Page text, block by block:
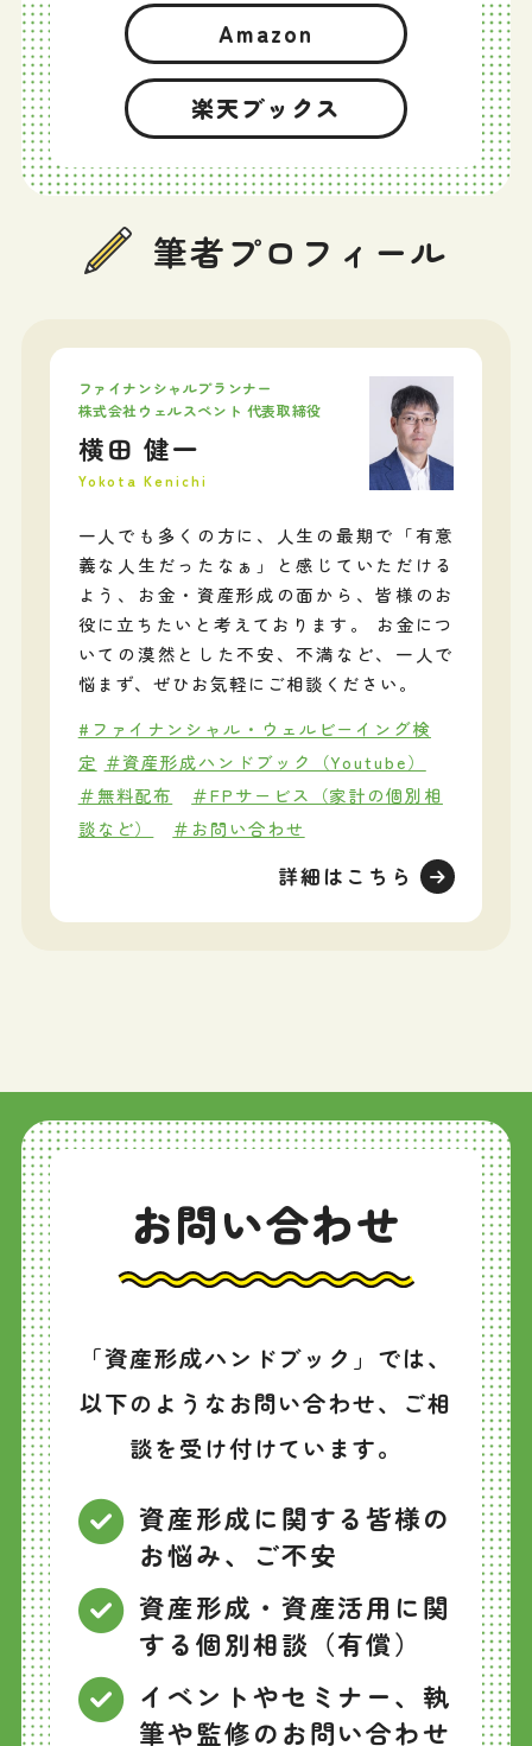
Amazon
楽天ブックス
筆者プロフィール
ファイナンシャルプランナー
株式会社ウェルスペント 代表取締役
横田 健一
Yokota Kenichi
一人でも多くの方に、人生の最期で「有意
義な人生だったなぁ」と感じていただける
よう、お金・資産形成の面から、皆様のお
役に立ちたいと考えております。 お金につ
いての漠然とした不安、不満など、一人で
悩まず、ぜひお気軽にご相談ください。
#ファイナンシャル・ウェルビーイング検
定 ＃資産形成ハンドブック（Youtube）
＃無料配布
＃FPサービス（家計の個別相
談など）
＃お問い合わせ
詳細はこちら
お問い合わせ
「資産形成ハンドブック」では、
以下のようなお問い合わせ、ご相
談を受け付けています。
資産形成に関する皆様の
お悩み、ご不安
資産形成・資産活用に関
する個別相談（有償）
イベントやセミナー、執
筆や監修のお問い合わせ